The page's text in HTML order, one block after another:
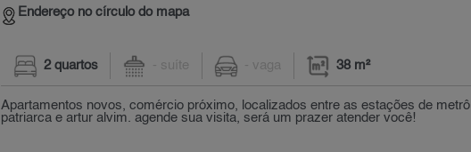
Endereço no círculo do mapa
2 quartos - suíte - vaga 38 m²
Apartamentos novos, comércio próximo, localizados entre as estações de metrô
patriarca e artur alvim. agende sua visita, será um prazer atender você!